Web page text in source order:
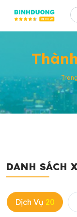
DANH SÁCH
Dịch Vụ 20